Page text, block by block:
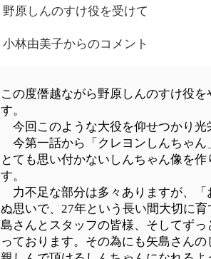
野原しんのすけ役を受けて
小林由美子からのコメント
この度僭越ながら野原しんのすけ役
す。
今回このような大役を仰せつかり光
今第一話から「クレヨンしんちゃん
とても思い付かないしんちゃん像を
す。
力不足な部分は多々ありますが、「
ぬ思いで、27年という長い間大切に
島さんとスタッフの皆様、そしてず
っております。その為にも矢島さん